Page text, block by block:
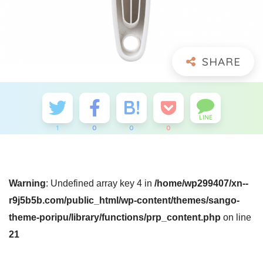
1 0 0 0
LINE
Warning: Undefined array key 4 in /home/wp299407/xn--
r9j5b5b.com/public_html/wp-content/themes/sango-
theme-poripu/library/functions/prp_content.php on line
21